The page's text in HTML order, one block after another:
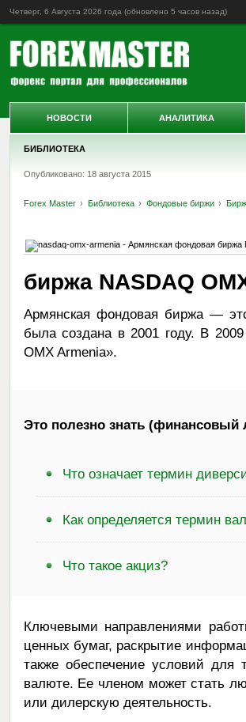
Четверг, 6 Августа 2026 года (обновлено 5 часов назад)
БИБЛИОТЕКА
Опубликовано: 18 августа 2015
Forex Master Библиотека Фондовые биржи
биржа NASDAQ
Армянская фондовая биржа —
была создана в 2001 году. В
OMX Armenia».
Это полезно знать (финансовый
Что означает термин
Как определяется термин
Что такое акциз?
Ключевыми направлениями
ценных бумаг, раскрытие
также обеспечение условий
валюте. Ее членом может стать
или дилерскую деятельность.
НОВОСТИ АНАЛИТИКА